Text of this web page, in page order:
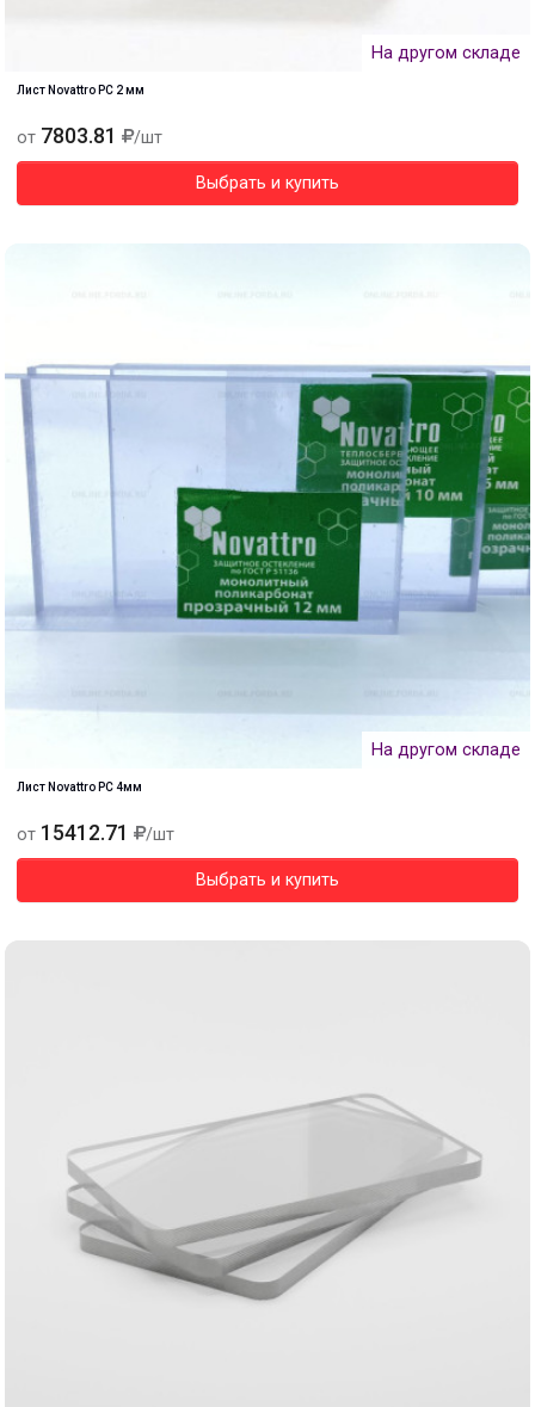
На другом складе
Лист Novattro PC 2 мм
от 7803.81 /шт
Выбрать и купить
На другом складе
Лист Novattro PC 4мм
от 15412.71 /шт
Выбрать и купить